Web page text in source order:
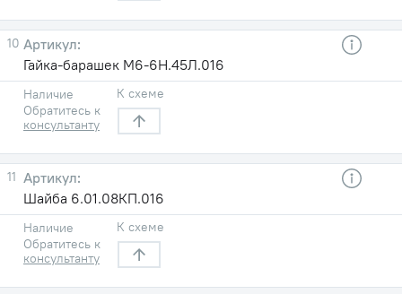
10
Гайка-барашек М6-6Н.45Л.016
Наличие
Обратитесь к
консультанту
К схеме
11
Шайба 6.01.08КП.016
Наличие
Обратитесь к
консультанту
К схеме